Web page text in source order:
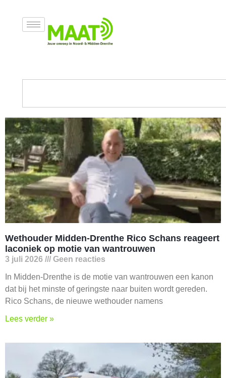
Categorie: Politiek
Wethouder Midden-Drenthe Rico Schans reageert
laconiek op motie van wantrouwen
3 juli 2026 Geen reacties
In Midden-Drenthe is de motie van wantrouwen een kanon
dat bij het minste of geringste naar buiten wordt gereden.
Rico Schans, de nieuwe wethouder namens
Lees verder »